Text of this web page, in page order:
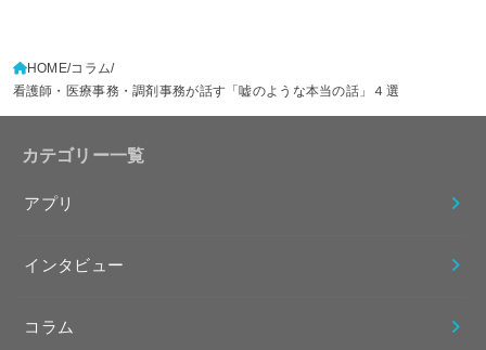
HOME コラム
看護師・医療事務・調剤事務が話す「嘘のような本当の話」４選
カテゴリー一覧
アプリ
インタビュー
コラム